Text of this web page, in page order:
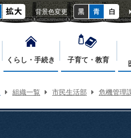
背景色変更
くらし・手続き 子育て・教育
組織一覧 市民生活部 危機管理